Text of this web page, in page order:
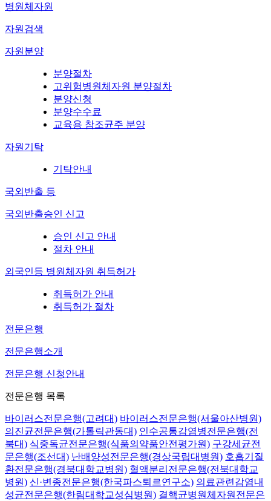
병원체자원
자원검색
자원분양
분양절차
고위험병원체자원 분양절차
분양신청
분양수수료
교육용 참조균주 분양
자원기탁
기탁안내
국외반출 등
국외반출승인 신고
승인 신고 안내
절차 안내
외국인등 병원체자원 취득허가
취득허가 안내
취득허가 절차
전문은행
전문은행소개
전문은행 신청안내
전문은행 목록
바이러스전문은행(고려대) 바이러스전문은행(서울아산병원)
의진균전문은행(가톨릭관동대) 인수공통감염병전문은행(전
북대) 식중독균전문은행(식품의약품안전평가원) 구강세균전
문은행(조선대) 난배양성전문은행(경상국립대병원) 호흡기질
환전문은행(경북대학교병원) 혈액분리전문은행(전북대학교
병원) 신·변종전문은행(한국파스퇴르연구소) 의료관련감염내
성균전문은행(한림대학교성심병원) 결핵균병원체자원전문은